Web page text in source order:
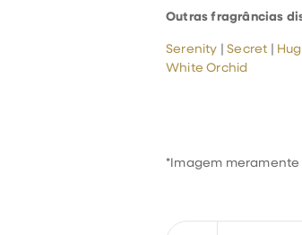
Outras fragrâncias
Serenity |Secret |
White Orchid
*Imagem